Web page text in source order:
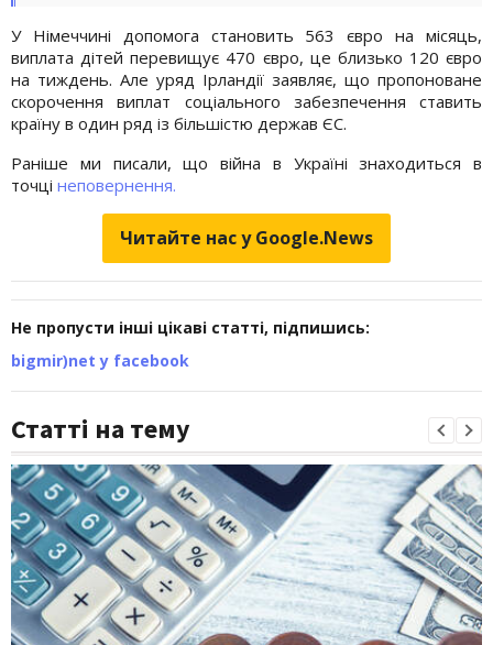
У Німеччині допомога становить 563 євро на місяць,
виплата дітей перевищує 470 євро, це близько 120 євро
на тиждень. Але уряд Ірландії заявляє, що пропоноване
скорочення виплат соціального забезпечення ставить
країну в один ряд із більшістю держав ЄС.
Раніше ми писали, що війна в Україні знаходиться в
точці неповернення.
Читайте нас у Google.News
Не пропусти інші цікаві статті, підпишись:
bigmir)net у facebook
Статті на тему